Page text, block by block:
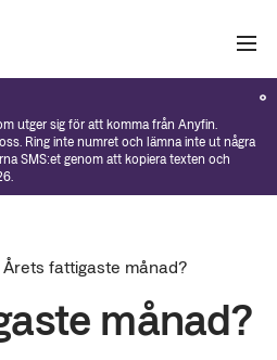
utger sig för att komma från Anyfin.
Ring inte numret och lämna inte ut några
SMS:et genom att kopiera texten och
Årets fattigaste månad?
månad?